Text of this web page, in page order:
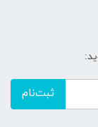
ثبت‌نام